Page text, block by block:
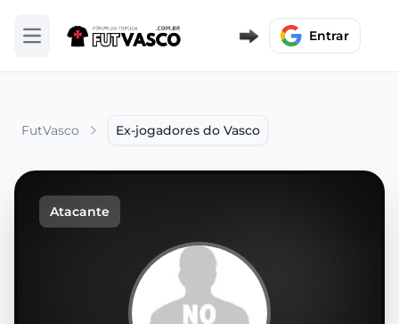
Abrir menu Entrar
FutVasco Ex-jogadores do Vasco
Atacante